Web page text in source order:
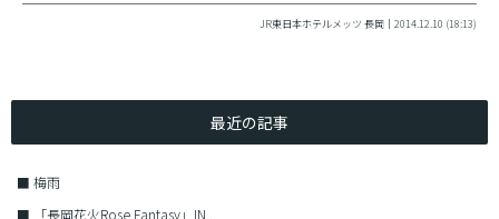
JR東日本ホテルメッツ 長岡｜2014.12.10 (18:13)
最近の記事
■ 梅雨
■
「長岡花火Rose Fantasy」IN...